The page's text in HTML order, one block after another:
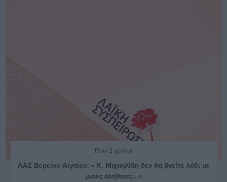
Πριν 2 χρόνια
ΛΑΣ Βορείου Αιγαίου: « Κ. Μιχαηλίδη δεν θα βγείτε λάδι με
μισές αλήθειες…»